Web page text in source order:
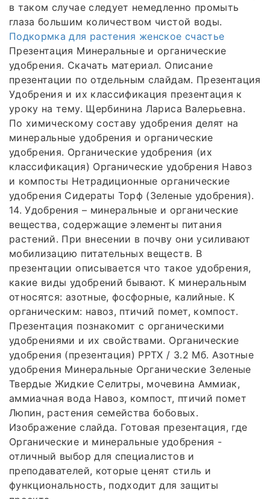
в таком случае следует немедленно промыть
глаза большим количеством чистой воды.
Подкормка для растения женское счастье
Презентация Минеральные и органические
удобрения. Скачать материал. Описание
презентации по отдельным слайдам. Презентация
Удобрения и их классификация презентация к
уроку на тему. Щербинина Лариса Валерьевна.
По химическому составу удобрения делят на
минеральные удобрения и органические
удобрения. Органические удобрения (их
классификация) Органические удобрения Навоз
и компосты Нетрадиционные органические
удобрения Сидераты Торф (Зеленые удобрения).
14. Удобрения – минеральные и органические
вещества, содержащие элементы питания
растений. При внесении в почву они усиливают
мобилизацию питательных веществ. В
презентации описывается что такое удобрения,
какие виды удобрений бывают. К минеральным
относятся: азотные, фосфорные, калийные. К
органическим: навоз, птичий помет, компост.
Презентация познакомит с органическими
удобрениями и их свойствами. Органические
удобрения (презентация) PPTX / 3.2 Мб. Азотные
удобрения Минеральные Органические Зеленые
Твердые Жидкие Селитры, мочевина Аммиак,
аммиачная вода Навоз, компост, птичий помет
Люпин, растения семейства бобовых.
Изображение слайда. Готовая презентация, где
Органические и минеральные удобрения -
отличный выбор для специалистов и
преподавателей, которые ценят стиль и
функциональность, подходит для защиты